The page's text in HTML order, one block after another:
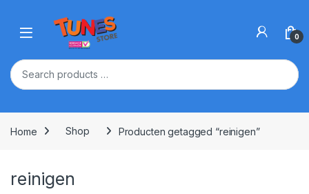
Open 0
Home Shop Producten getagged “reinigen”
reinigen